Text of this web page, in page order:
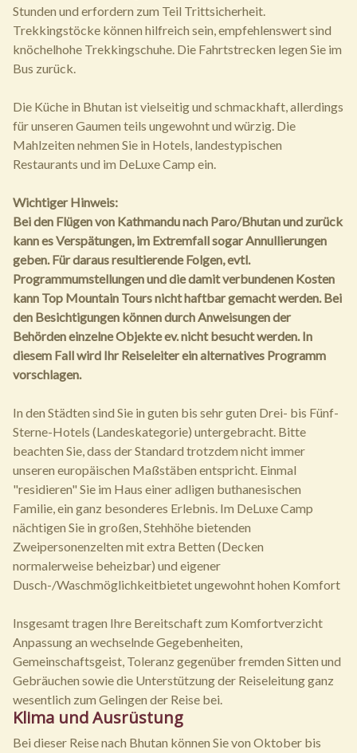
Stunden und erfordern zum Teil Trittsicherheit.
Trekkingstöcke können hilfreich sein, empfehlenswert sind
knöchelhohe Trekkingschuhe. Die Fahrtstrecken legen Sie im
Bus zurück.
Die Küche in Bhutan ist vielseitig und schmackhaft, allerdings
für unseren Gaumen teils ungewohnt und würzig. Die
Mahlzeiten nehmen Sie in Hotels, landestypischen
Restaurants und im DeLuxe Camp ein.
Wichtiger Hinweis:
Bei den Flügen von Kathmandu nach Paro/Bhutan und zurück
kann es Verspätungen, im Extremfall sogar Annullierungen
geben. Für daraus resultierende Folgen, evtl.
Programmumstellungen und die damit verbundenen Kosten
kann Top Mountain Tours nicht haftbar gemacht werden. Bei
den Besichtigungen können durch Anweisungen der
Behörden einzelne Objekte ev. nicht besucht werden. In
diesem Fall wird Ihr Reiseleiter ein alternatives Programm
vorschlagen.
In den Städten sind Sie in guten bis sehr guten Drei- bis Fünf-
Sterne-Hotels (Landeskategorie) untergebracht. Bitte
beachten Sie, dass der Standard trotzdem nicht immer
unseren europäischen Maßstäben entspricht. Einmal
"residieren" Sie im Haus einer adligen buthanesischen
Familie, ein ganz besonderes Erlebnis. Im DeLuxe Camp
nächtigen Sie in großen, Stehhöhe bietenden
Zweipersonenzelten mit extra Betten (Decken
normalerweise beheizbar) und eigener
Dusch-/Waschmöglichkeitbietet ungewohnt hohen Komfort
Insgesamt tragen Ihre Bereitschaft zum Komfortverzicht
Anpassung an wechselnde Gegebenheiten,
Gemeinschaftsgeist, Toleranz gegenüber fremden Sitten und
Gebräuchen sowie die Unterstützung der Reiseleitung ganz
wesentlich zum Gelingen der Reise bei.
Klima und Ausrüstung
Bei dieser Reise nach Bhutan können Sie von Oktober bis